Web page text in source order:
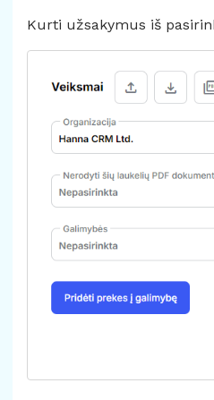
Kurti užsakymus iš